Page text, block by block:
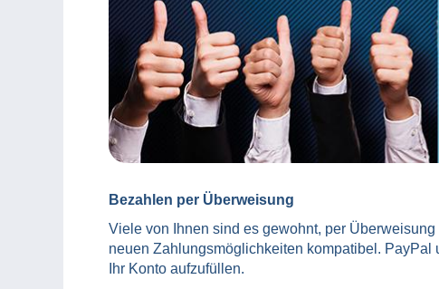
Bezahlen per Überweisung
Viele von Ihnen sind es gewohnt, per
neuen Zahlungsmöglichkeiten kompatibel.
Ihr Konto aufzufüllen.